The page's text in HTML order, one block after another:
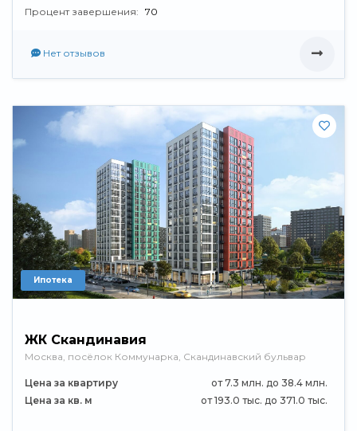
Процент завершения: 70
Нет отзывов
Ипотека
ЖК Скандинавия
Москва, посёлок Коммунарка, Скандинавский бульвар
Цена за квартиру
от 7.3 млн. до 38.4 млн.
Цена за кв. м
от 193.0 тыс. до 371.0 тыс.